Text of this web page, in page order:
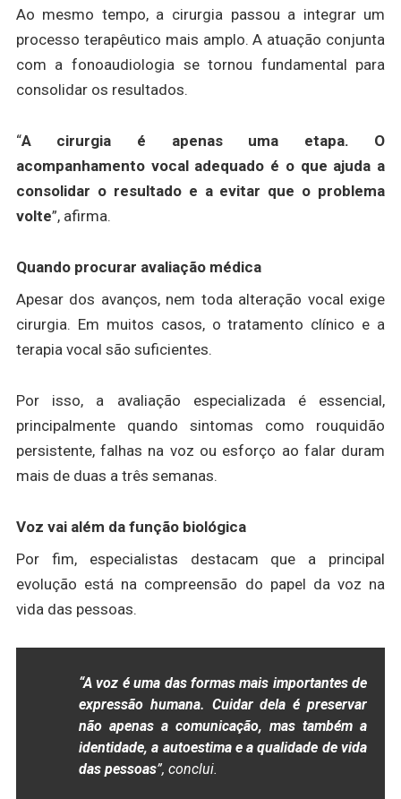
Ao mesmo tempo, a cirurgia passou a integrar um
processo terapêutico mais amplo. A atuação conjunta
com a fonoaudiologia se tornou fundamental para
consolidar os resultados.
“A cirurgia é apenas uma etapa. O
acompanhamento vocal adequado é o que ajuda a
consolidar o resultado e a evitar que o problema
volte”, afirma.
Quando procurar avaliação médica
Apesar dos avanços, nem toda alteração vocal exige
cirurgia. Em muitos casos, o tratamento clínico e a
terapia vocal são suficientes.
Por isso, a avaliação especializada é essencial,
principalmente quando sintomas como rouquidão
persistente, falhas na voz ou esforço ao falar duram
mais de duas a três semanas.
Voz vai além da função biológica
Por fim, especialistas destacam que a principal
evolução está na compreensão do papel da voz na
vida das pessoas.
“A voz é uma das formas mais importantes de
expressão humana. Cuidar dela é preservar
não apenas a comunicação, mas também a
identidade, a autoestima e a qualidade de vida
das pessoas”, conclui.